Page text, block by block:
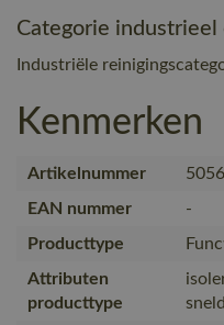
Categorie industrieel
Industriële
Kenmerken
Artikelnummer
EAN nummer
-
Producttype
Attributen
producttype